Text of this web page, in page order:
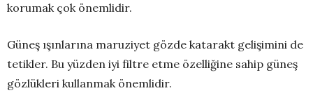
korumak çok önemlidir.
Güneş ışınlarına maruziyet gözde katarakt gelişimini de
tetikler. Bu yüzden iyi filtre etme özelliğine sahip güneş
gözlükleri kullanmak önemlidir.